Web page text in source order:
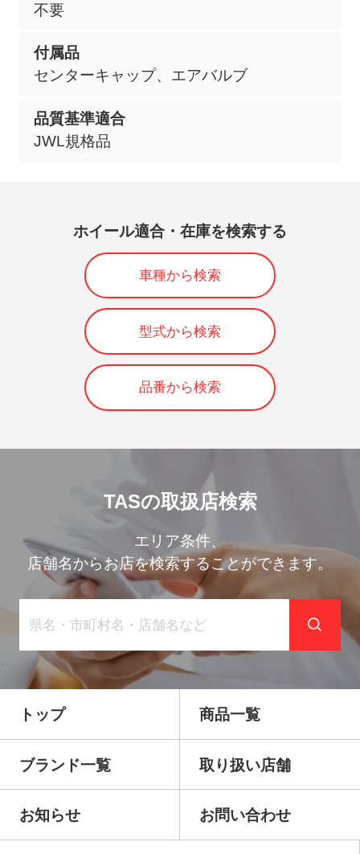
不要
付属品
センターキャップ、エアバルブ
品質基準適合
JWL規格品
ホイール適合・在庫を検索する
車種から検索
型式から検索
品番から検索
TASの取扱店検索
エリア条件、
店舗名からお店を検索することができます。
トップ 商品一覧
ブランド一覧 取り扱い店舗
お知らせ お問い合わせ